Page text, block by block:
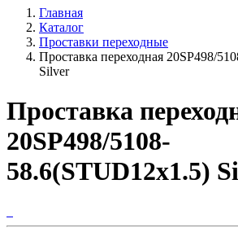
Главная
Каталог
Проставки переходные
Проставка переходная 20SP498/
Silver
Проставка
20SP498/5108-
58.6(STUD12x1.5)